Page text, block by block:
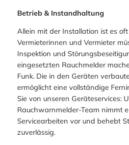
​Betrieb & Instandhaltung
Allein mit der Installation ist es
Vermieterinnen und Vermieter
Inspektion und
eingesetzten Rauchmelder
Funk. Die in den Geräten
ermöglicht eine vollständige
Sie von unseren Geräteservices:
Rauchwarnmelder-Team nimmt
Servicearbeiten vor und behebt
zuverlässig.